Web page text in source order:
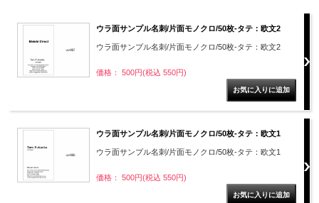
ウラ面サンプル名刺/片面モノクロ/50枚-タテ：欧文2
ウラ面サンプル名刺/片面モノクロ/50枚-タテ：欧文2
価格： 500円(税込 550円)
ウラ面サンプル名刺/片面モノクロ/50枚-タテ：欧文1
ウラ面サンプル名刺/片面モノクロ/50枚-タテ：欧文1
価格： 500円(税込 550円)